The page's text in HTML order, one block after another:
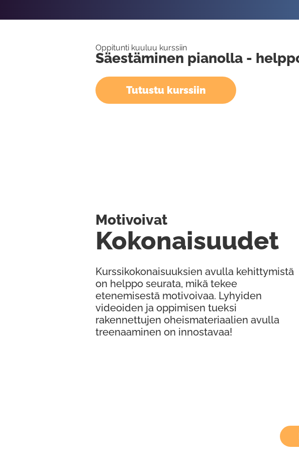
Oppitunti kuuluu kurssiin
Säestäminen pianolla -
Tutustu kurssiin
Kurssikokonaisuuksien avulla kehittymistä
on helppo seurata, mikä tekee
etenemisestä motivoivaa. Lyhyiden
videoiden ja oppimisen tueksi
rakennettujen oheismateriaalien avulla
treenaaminen on innostavaa!
Kokonaisuudet
Motivoivat